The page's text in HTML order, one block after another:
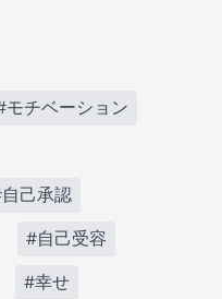
モチベーション
己承認
#自己受容
#幸せ